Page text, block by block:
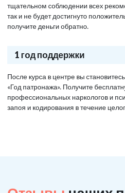
тщательном соблюдении всех
так и не будет достигнуто
получите деньги обратно.
1 год поддержки
После курса в центре вы
«Год патронажа». Получите
профессиональных наркологов и
запоя и кодирования в течение